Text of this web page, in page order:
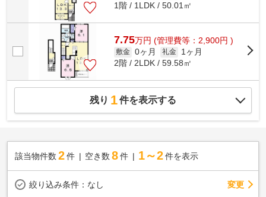
1階 / 1LDK / 50.01㎡
7.75万円 (管理費等：2,900円 )
敷金 0ヶ月 礼金
1ヶ月
2階 / 2LDK / 59.58㎡
残り 1件を表示する
該当物件数 2件 空き数 8 件 1～2 件を表示
絞り込み条件： なし 変更